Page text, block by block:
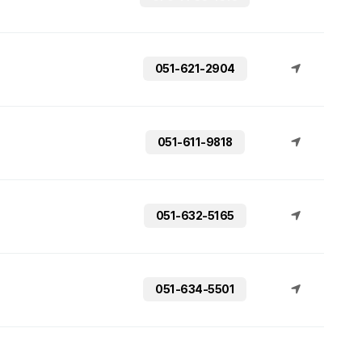
051-621-2904
051-611-9818
051-632-5165
051-634-5501